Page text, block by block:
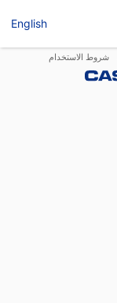
English
شروط الاستخدام